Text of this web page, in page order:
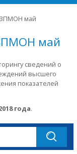
ЗПМОН май
май
сведений о
высшего
показателей
года.